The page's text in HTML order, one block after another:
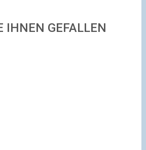
IHNEN GEFALLEN